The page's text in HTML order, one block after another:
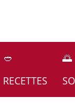
🥙
RECETTES
🌅